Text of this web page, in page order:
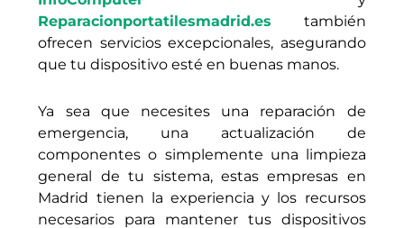
Reparacionportatilesmadrid.es también
ofrecen servicios excepcionales, asegurando
que tu dispositivo esté en buenas manos.
Ya sea que necesites una reparación de
emergencia, una actualización de
componentes o simplemente una limpieza
general de tu sistema, estas empresas en
Madrid tienen la experiencia y los recursos
necesarios para mantener tus dispositivos